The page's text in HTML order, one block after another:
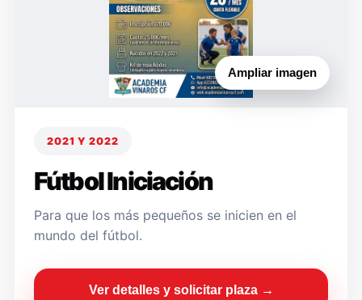
Ampliar imagen
2021 Y 2022
Fútbol Iniciación
Para que los más pequeños se inicien en el
mundo del fútbol.
Ver detalles y solicitar plaza →